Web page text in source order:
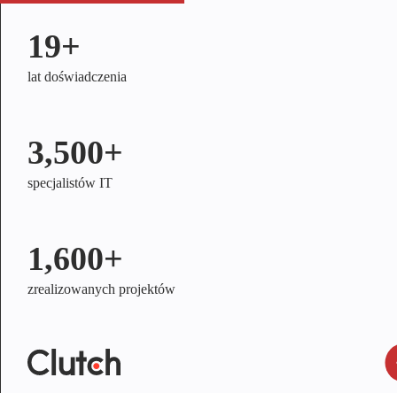
19+
lat doświadczenia
3,500+
specjalistów IT
1,600+
zrealizowanych projektów